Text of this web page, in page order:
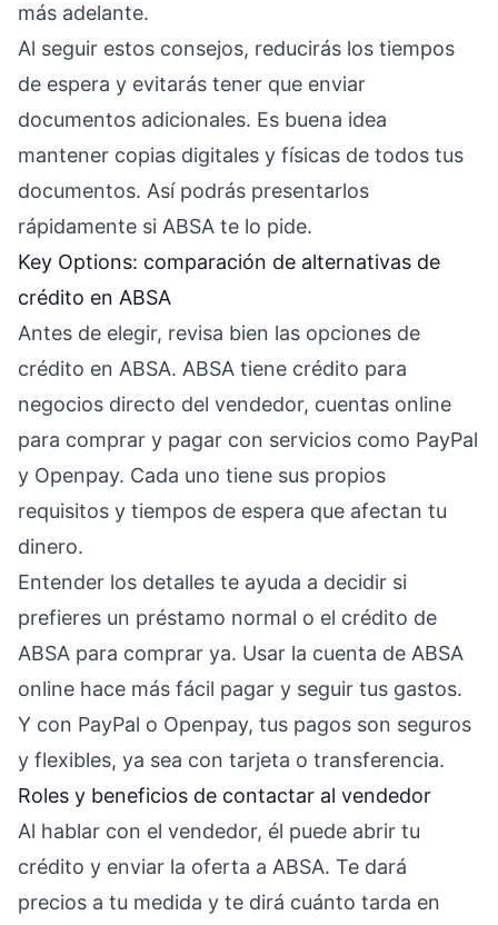
más adelante.
Al seguir estos consejos, reducirás los tiempos
de espera y evitarás tener que enviar
documentos adicionales. Es buena idea
mantener copias digitales y físicas de todos tus
documentos. Así podrás presentarlos
rápidamente si ABSA te lo pide.
Key Options: comparación de alternativas de
crédito en ABSA
Antes de elegir, revisa bien las opciones de
crédito en ABSA. ABSA tiene crédito para
negocios directo del vendedor, cuentas online
para comprar y pagar con servicios como PayPal
y Openpay. Cada uno tiene sus propios
requisitos y tiempos de espera que afectan tu
dinero.
Entender los detalles te ayuda a decidir si
prefieres un préstamo normal o el crédito de
ABSA para comprar ya. Usar la cuenta de ABSA
online hace más fácil pagar y seguir tus gastos.
Y con PayPal o Openpay, tus pagos son seguros
y flexibles, ya sea con tarjeta o transferencia.
Roles y beneficios de contactar al vendedor
Al hablar con el vendedor, él puede abrir tu
crédito y enviar la oferta a ABSA. Te dará
precios a tu medida y te dirá cuánto tarda en